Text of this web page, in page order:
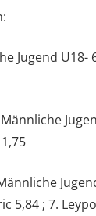
Jugend U18-
5,84 ; 7.